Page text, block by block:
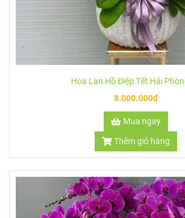
Hoa Lan Hồ Điệp Tết Hải
8.000.000đ
Mua ngay
Thêm giỏ hàng